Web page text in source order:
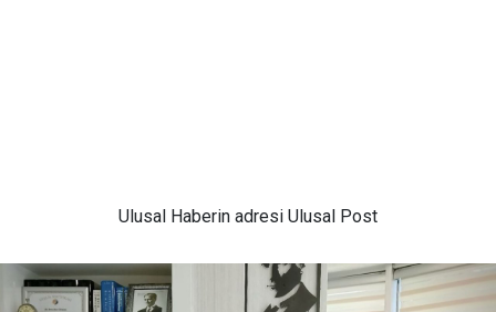
Ulusal Haberin adresi Ulusal Post